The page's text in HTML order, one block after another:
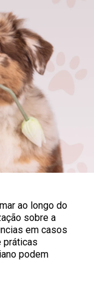
ao longo do
sobre a
em casos
práticas
podem